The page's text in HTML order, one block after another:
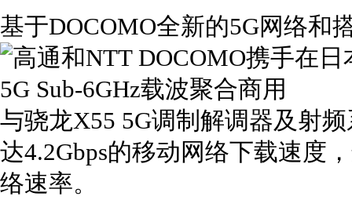
基于DOCOMO全新的5G网络和
与骁龙X55 5G调制解调器及射
达4.2Gbps的移动网络下载速度
络速率。